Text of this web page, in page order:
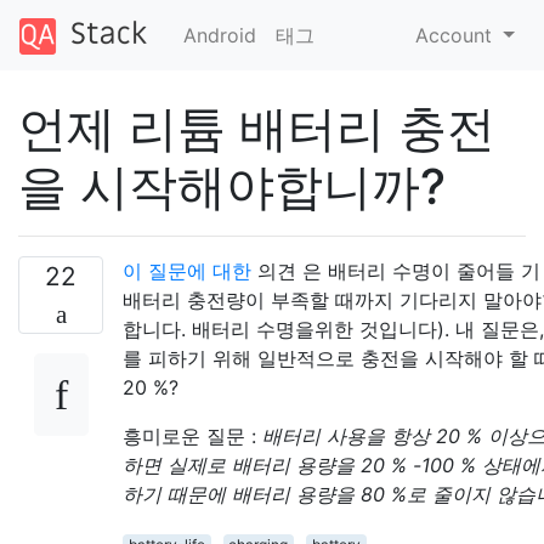
Android 태그 Account
언제 리튬 배터리 충전
을 시작해야합니까?
22 이 질문에 대한 의견 은 배터리 수명이 줄어들
배터리 충전량이 부족할 때까지 기다리지 말아
합니다. 배터리 수명을위한 것입니다). 내 질문
를 피하기 위해 일반적으로 충전을 시작해야 할
20 %?
흥미로운 질문 : 배터리 사용을 항상 20 % 이상
하면 실제로 배터리 용량을 20 % -100 % 상태
하기 때문에 배터리 용량을 80 %로 줄이지 않습